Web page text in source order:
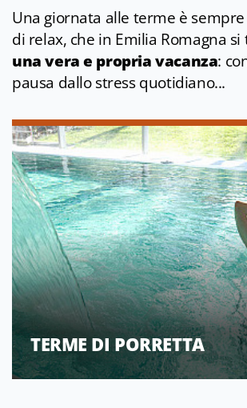
Una giornata alle terme è sempre
di relax, che in Emilia Romagna
una vera e propria vacanza:
pausa dallo stress quotidiano...
TERME DI PORRETTA